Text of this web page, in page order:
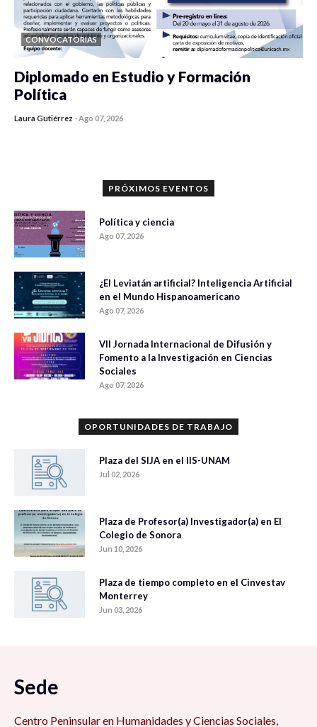
CONVOCATORIAS
Diplomado en Estudio y Formación
Política
Laura Gutiérrez -Ago 07, 2026
PRÓXIMOS EVENTOS
Política y ciencia
Ago 07, 2026
¿El Leviatán artificial? Inteligencia Artificial
en el Mundo Hispanoamericano
Ago 07, 2026
VII Jornada Internacional de Difusión y
Fomento a la Investigación en Ciencias
Sociales
Ago 07, 2026
OPORTUNIDADES DE TRABAJO
Plaza del SIJA en el IIS-UNAM
Jul 02, 2026
Plaza de Profesor(a) Investigador(a) en El
Colegio de Sonora
Jun 10, 2026
Plaza de tiempo completo en el Cinvestav
Monterrey
Jun 03, 2026
Sede
Centro Peninsular en Humanidades y Ciencias Sociales,